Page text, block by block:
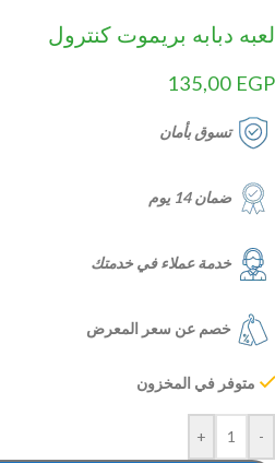
لعبه دبابه بريموت كنترول
135,00 EGP
تسوق بأمان
ضمان 14 يوم
خدمة عملاء في خدمتك
خصم عن سعر المعرض
متوفر في المخزون
-
+